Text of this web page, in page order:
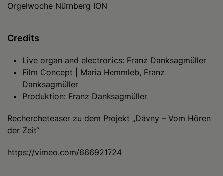
Orgelwoche Nürnberg ION
Credits
Live organ and electronics: Franz Danksagmüller
Film Concept | Maria Hemmleb, Franz
Danksagmüller
Produktion: Franz Danksagmüller
Rechercheteaser zu dem Projekt „Dávny – Vom Hören
der Zeit“
https://vimeo.com/666921724